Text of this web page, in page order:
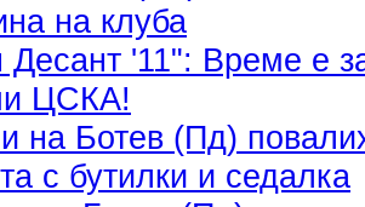
на клуба
Десант '11": Време е
ЦСКА!
на Ботев (Пд)
с бутилки и седалка